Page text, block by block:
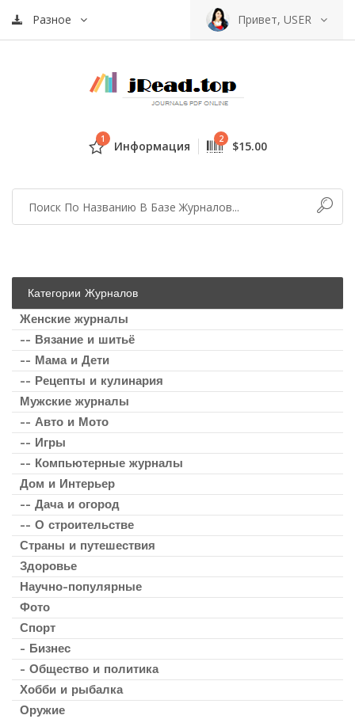
Разное Привет, USER
1 Информация 2 $15.00
Категории Журналов
Женские журналы
-- Вязание и шитьё
-- Мама и Дети
-- Рецепты и кулинария
Мужские журналы
-- Авто и Мото
-- Игры
-- Компьютерные журналы
Дом и Интерьер
-- Дача и огород
-- О строительстве
Страны и путешествия
Здоровье
Научно-популярные
Фото
Спорт
- Бизнес
- Общество и политика
Хобби и рыбалка
Оружие